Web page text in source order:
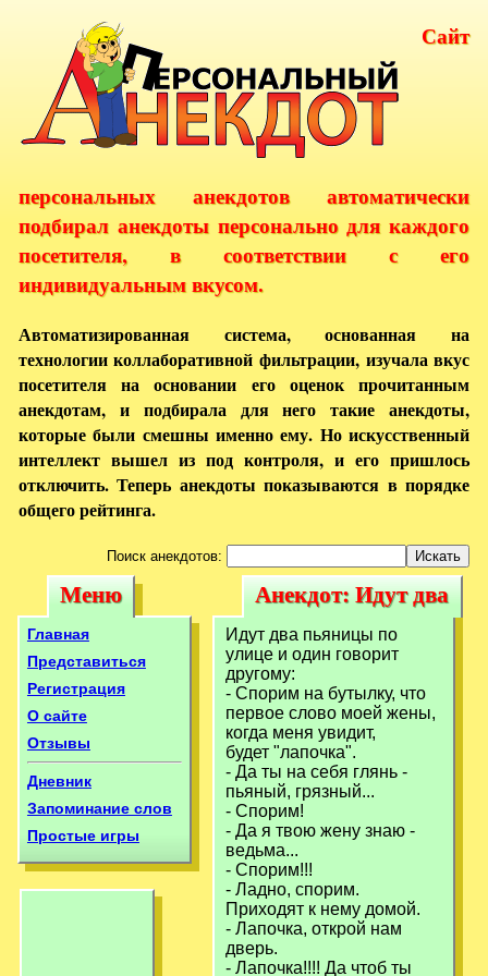
Сайт
персональных анекдотов автоматически
подбирал анекдоты персонально для каждого
посетителя, в соответствии с его
индивидуальным вкусом.
Автоматизированная система, основанная на
технологии коллаборативной фильтрации, изучала вкус
посетителя на основании его оценок прочитанным
анекдотам, и подбирала для него такие анекдоты,
которые были смешны именно ему. Но искусственный
интеллект вышел из под контроля, и его пришлось
отключить. Теперь анекдоты показываются в порядке
общего рейтинга.
Поиск анекдотов:
Меню
Меню
Главная
Представиться
Регистрация
О сайте
Отзывы
Дневник
Запоминание слов
Простые игры
Анекдот: Идут
два пьяницы по
улице и
Анекдот: Идут два
пьяницы по улице
и
Идут два пьяницы по
улице и один говорит
другому:
- Спорим на бутылку, что
первое слово моей жены,
когда меня увидит,
будет "лапочка".
- Да ты на себя глянь -
пьяный, грязный...
- Спорим!
- Да я твою жену знаю -
ведьма...
- Спорим!!!
- Ладно, спорим.
Приходят к нему домой.
- Лапочка, открой нам
дверь.
- Лапочка!!!! Да чтоб ты